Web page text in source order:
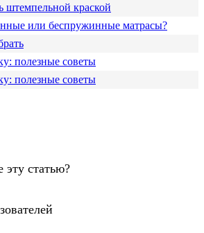
штемпельной краской
или беспружинные матрасы?
полезные советы
полезные советы
статью?